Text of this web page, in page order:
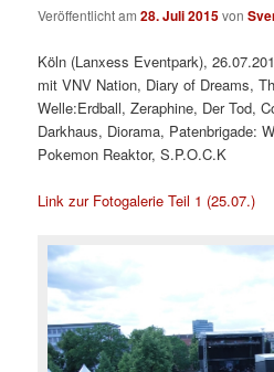
Veröffentlicht am28. Juli 2015von
Köln (Lanxess Eventpark),
mit VNV Nation, Diary of Dreams,
Welle:Erdball, Zeraphine, Der Tod,
Darkhaus, Diorama, Patenbrigade:
Pokemon Reaktor, S.P.O.C.K
Link zur Fotogalerie Teil 1 (25.07.)